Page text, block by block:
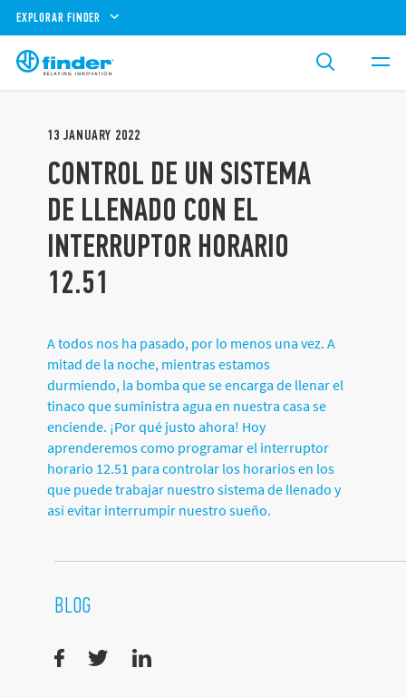
EXPLORAR FINDER
13 JANUARY 2022
CONTROL DE UN SISTEMA
DE LLENADO CON EL
INTERRUPTOR HORARIO
12.51
A todos nos ha pasado, por lo menos una vez. A
mitad de la noche, mientras estamos
durmiendo, la bomba que se encarga de llenar el
tinaco que suministra agua en nuestra casa se
enciende. ¡Por qué justo ahora! Hoy
aprenderemos como programar el interruptor
horario 12.51 para controlar los horarios en los
que puede trabajar nuestro sistema de llenado y
así evitar interrumpir nuestro sueño.
BLOG